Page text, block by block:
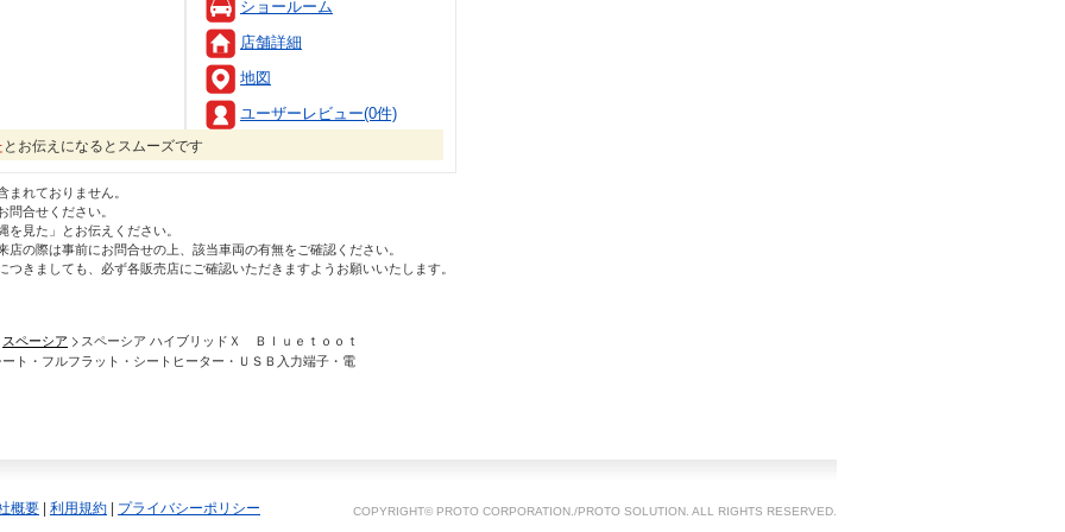
ショールーム
店舗詳細
地図
ユーザーレビュー(0件)
とお伝えになるとスムーズです
れておりません。
合せください。
見た」とお伝えください。
の際は事前にお問合せの上、該当車両の有無をご確認ください。
きましても、必ず各販売店にご確認いただきますようお願いいたします。
スペーシア
スペーシア ハイブリッドＸ Ｂｌｕｅｔｏｏｔ
ト・フルフラット・シートヒーター・ＵＳＢ入力端子・電
概要 利用規約 プライバシーポリシー COPYRIGHT© PROTO CORPORATION./PROTO SOLUTION. ALL RIGHTS RESERVED.